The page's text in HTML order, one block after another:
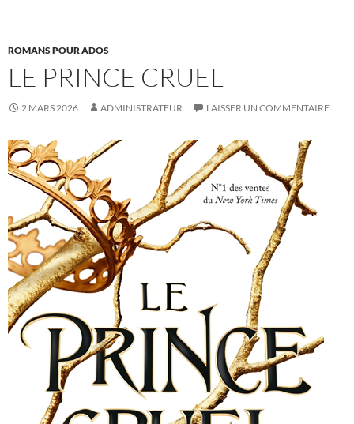
ROMANS POUR ADOS
LE PRINCE CRUEL
2 MARS 2026 ADMINISTRATEUR LAISSER UN COMMENTAIRE